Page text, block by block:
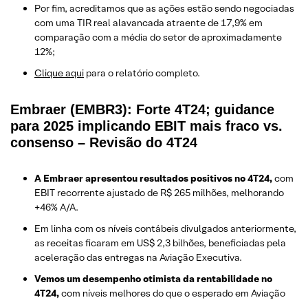
Por fim, acreditamos que as ações estão sendo negociadas
com uma TIR real alavancada atraente de 17,9% em
comparação com a média do setor de aproximadamente
12%;
Clique aqui para o relatório completo.
Embraer (EMBR3): Forte 4T24; guidance
para 2025 implicando EBIT mais fraco vs.
consenso – Revisão do 4T24
A Embraer apresentou resultados positivos no 4T24,com
EBIT recorrente ajustado de R$ 265 milhões, melhorando
+46% A/A.
Em linha com os níveis contábeis divulgados anteriormente,
as receitas ficaram em US$ 2,3 bilhões, beneficiadas pela
aceleração das entregas na Aviação Executiva.
Vemos um desempenho otimista da rentabilidade no
4T24,com níveis melhores do que o esperado em Aviação